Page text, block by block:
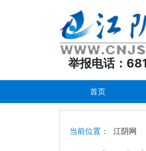
举报电话：
首页
当前位置： 江阴网